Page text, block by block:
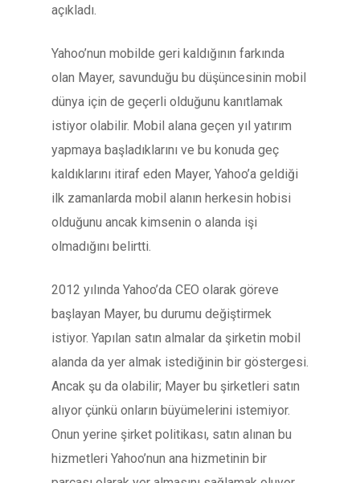
açıkladı.
Yahoo’nun mobilde geri kaldığının farkında
olan Mayer, savunduğu bu düşüncesinin mobil
dünya için de geçerli olduğunu kanıtlamak
istiyor olabilir. Mobil alana geçen yıl yatırım
yapmaya başladıklarını ve bu konuda geç
kaldıklarını itiraf eden Mayer, Yahoo’a geldiği
ilk zamanlarda mobil alanın herkesin hobisi
olduğunu ancak kimsenin o alanda işi
olmadığını belirtti.
2012 yılında Yahoo’da CEO olarak göreve
başlayan Mayer, bu durumu değiştirmek
istiyor. Yapılan satın almalar da şirketin mobil
alanda da yer almak istediğinin bir göstergesi.
Ancak şu da olabilir; Mayer bu şirketleri satın
alıyor çünkü onların büyümelerini istemiyor.
Onun yerine şirket politikası, satın alınan bu
hizmetleri Yahoo’nun ana hizmetinin bir